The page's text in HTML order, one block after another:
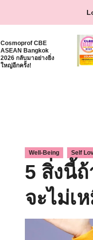
Cosmoprof CBE
ASEAN Bangkok
2026 กลับมาอย่างยิ่ง
ใหญ่อีกครั้ง!
Well-Being Self
5 สิ่งนี้
จะไม่เ